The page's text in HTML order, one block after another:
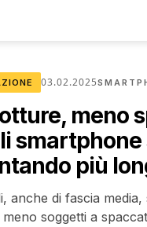
03.02.2025
meno
più
anche di fascia
soggetti a